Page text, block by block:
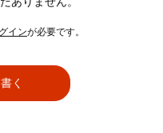
インが必要です。
く